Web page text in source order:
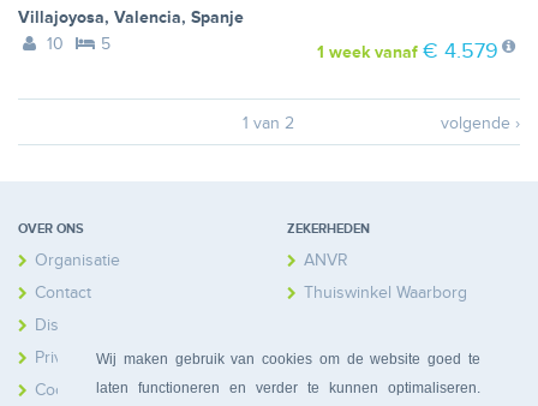
Wij maken gebruik van cookies om de website goed te
laten functioneren en verder te kunnen optimaliseren.
Villajoyosa, Valencia, Spanje
10
5 1 weekvanaf € 4.579
1 van 2 volgende ›
OVER ONS
Organisatie
Contact
Disclaimer
Privacy
Cookies
ZEKERHEDEN
ANVR
Thuiswinkel Waarborg